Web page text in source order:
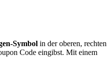
Symbol in der oberen, rechten
Code eingibst. Mit einem